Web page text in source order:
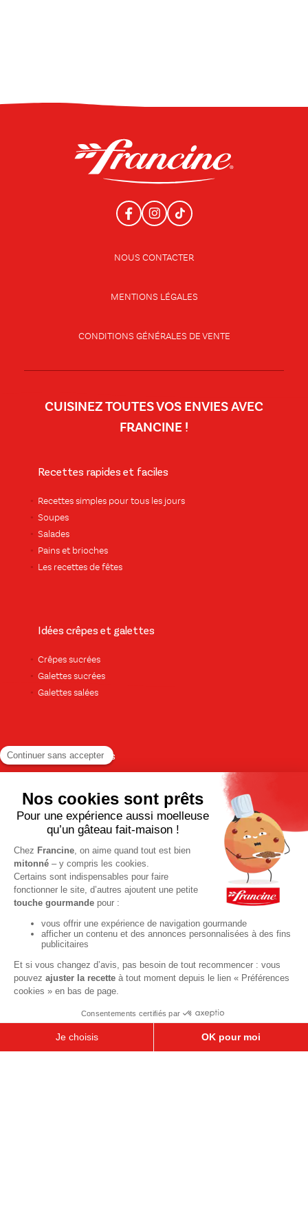
NOUS CONTACTER
MENTIONS LÉGALES
CONDITIONS GÉNÉRALES DE VENTE
CUISINEZ TOUTES VOS ENVIES AVEC
FRANCINE !
Recettes rapides et faciles
Recettes simples pour tous les jours
Soupes
Salades
Pains et brioches
Les recettes de fêtes
Idées crêpes et galettes
Crêpes sucrées
Galettes sucrées
Galettes salées
Pour les enfants
Recettes salées pour les enfants
Tout pour les anniversaires
Pour le dessert
Gâteaux et cakes
À base de fruits
Crèmes et flans
Printemps
Été